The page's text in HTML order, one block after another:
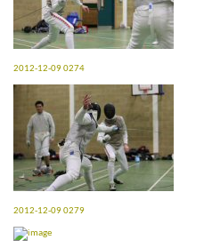
2012-12-09 0274
2012-12-09 0279